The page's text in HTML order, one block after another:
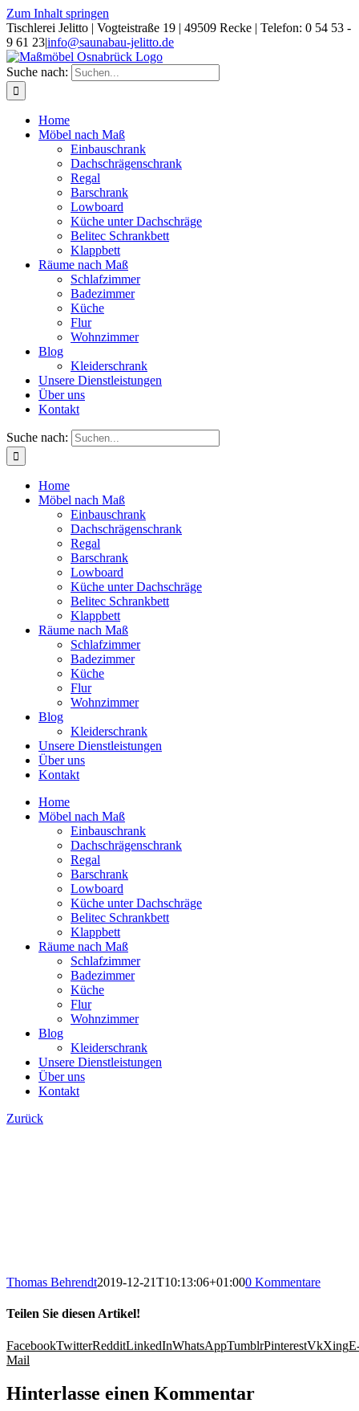
Zum Inhalt springen
Tischlerei Jelitto | Vogteistraße 19 | 49509 Recke | Telefon: 0 54 53 -
9 61 23|info@saunabau-jelitto.de
Suche nach:
Home
Möbel nach Maß
Einbauschrank
Dachschrägenschrank
Regal
Barschrank
Lowboard
Küche unter Dachschräge
Belitec Schrankbett
Klappbett
Räume nach Maß
Schlafzimmer
Badezimmer
Küche
Flur
Wohnzimmer
Blog
Kleiderschrank
Unsere Dienstleistungen
Über uns
Kontakt
Suche nach:
Home
Möbel nach Maß
Einbauschrank
Dachschrägenschrank
Regal
Barschrank
Lowboard
Küche unter Dachschräge
Belitec Schrankbett
Klappbett
Räume nach Maß
Schlafzimmer
Badezimmer
Küche
Flur
Wohnzimmer
Blog
Kleiderschrank
Unsere Dienstleistungen
Über uns
Kontakt
Home
Möbel nach Maß
Einbauschrank
Dachschrägenschrank
Regal
Barschrank
Lowboard
Küche unter Dachschräge
Belitec Schrankbett
Klappbett
Räume nach Maß
Schlafzimmer
Badezimmer
Küche
Flur
Wohnzimmer
Blog
Kleiderschrank
Unsere Dienstleistungen
Über uns
Kontakt
Zurück
Thomas Behrendt2019-12-21T10:13:06+01:000 Kommentare
Teilen Sie diesen Artikel!
FacebookTwitterRedditLinkedInWhatsAppTumblrPinterestVkXing
Mail
Hinterlasse einen Kommentar